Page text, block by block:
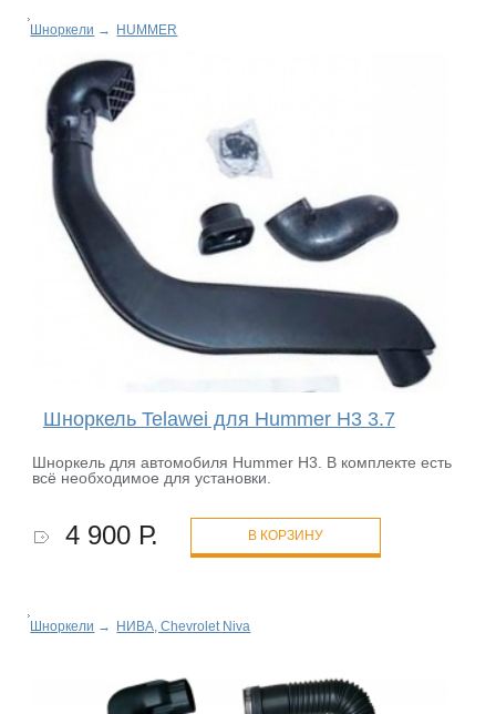
Шноркели → HUMMER
Шноркель Telawei для Hummer H3 3.7
Шноркель для автомобиля Hummer H3. В комплекте есть
всё необходимое для установки.
4 900 Р. В КОРЗИНУ
Шноркели → НИВА, Chevrolet Niva